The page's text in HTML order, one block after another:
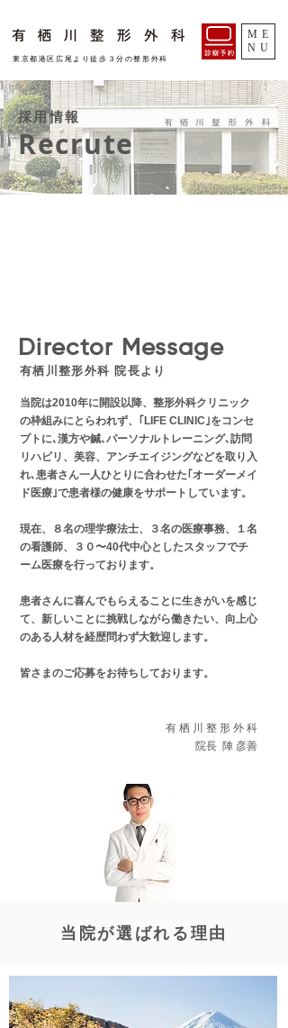
​東京都港区広尾より徒歩３分の整形外科
ME
NU
​採用情報
Recrute
​有栖川整形外科 院長より
Director Message
当院は2010年に開設以降、整形外科クリニック
の枠組みにとらわれず、｢LIFE CLINIC｣をコンセ
プトに､漢方や鍼､パーソナルトレーニング､訪問
リハビリ、美容、アンチエイジングなどを取り入
れ､患者さん一人ひとりに合わせた｢オーダーメイ
ド医療｣で患者様の健康をサポートしています。
現在、８名の理学療法士、３名の医療事務、１名
の看護師、３０〜40代中心としたスタッフでチ
ーム医療を行っております。
患者さんに喜んでもらえることに生きがいを感じ
て、新しいことに挑戦しながら働きたい、向上心
のある人材を経歴問わず大歓迎します。
​皆さまのご応募をお待ちしております。
有 栖 川 整 形 外 科
院長 陣 彦善
​当院が選ばれる理由